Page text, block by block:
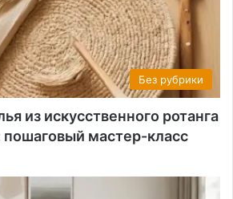
Без рубрики
из искусственного ротанга
мастер-класс